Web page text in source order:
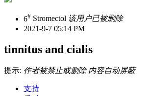
6# Stromectol 该用户已被删除
2021-9-7 05:14 PM
tinnitus and cialis
提示: 作者被禁止或删除 内容自动屏蔽
支持